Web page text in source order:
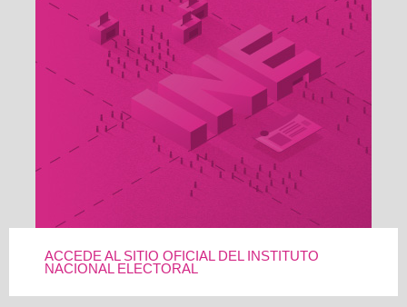
ACCEDE AL SITIO OFICIAL DEL INSTITUTO
NACIONAL ELECTORAL